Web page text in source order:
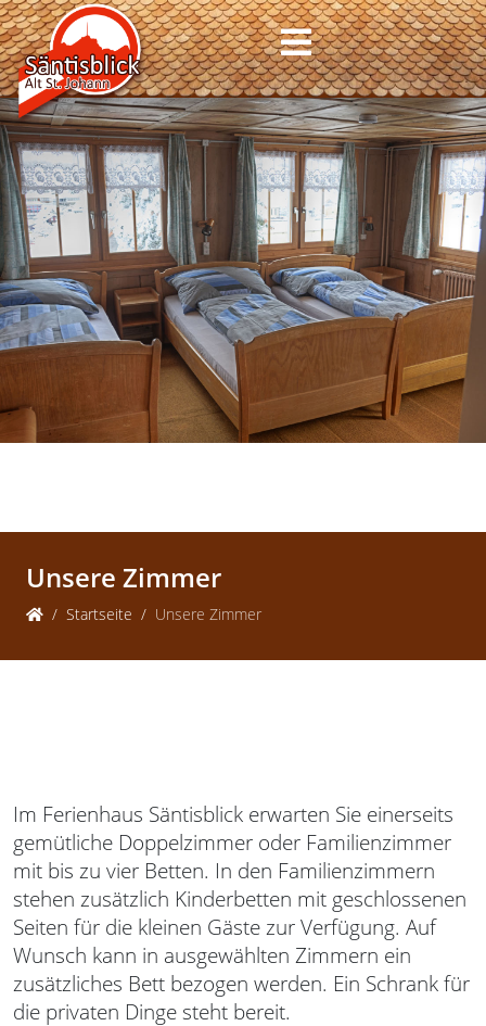
Unsere Zimmer
Startseite Unsere Zimmer
Im Ferienhaus Säntisblick erwarten Sie einerseits
gemütliche Doppelzimmer oder Familienzimmer
mit bis zu vier Betten. In den Familienzimmern
stehen zusätzlich Kinderbetten mit geschlossenen
Seiten für die kleinen Gäste zur Verfügung. Auf
Wunsch kann in ausgewählten Zimmern ein
zusätzliches Bett bezogen werden. Ein Schrank für
die privaten Dinge steht bereit.